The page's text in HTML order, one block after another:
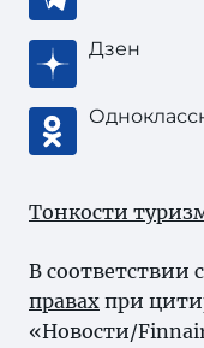
Дзен
Тонкости
В соответствии
правах при
«Новости/